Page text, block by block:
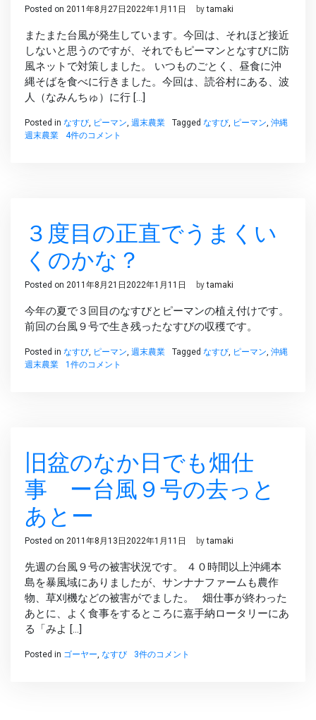
Posted on 2011年8月27日 2022年1月11日 bytamaki
またまた台風が発生しています。今回は、それほど接近
しないと思うのですが、それでもピーマンとなすびに防
風ネットで対策しました。 いつものごとく、昼食に沖
縄そばを食べに行きました。今回は、読谷村にある、波
人（なみんちゅ）に行 […]
Posted in なすび, ピーマン, 週末農業 Tagged なすび, ピーマン, 沖縄
週末農業
ま
策
へ
4件のコメント
３度目の正直でうまくい
くのかな？
Posted on 2011年8月21日 2022年1月11日 bytamaki
今年の夏で３回目のなすびとピーマンの植え付けです。
前回の台風９号で生き残ったなすびの収穫です。
Posted in なすび, ピーマン, 週末農業 Tagged なすび, ピーマン, 沖縄
週末農業
３
ま
い
の
か
な？
の
1件のコメント
旧盆のなか日でも畑仕
事 ー台風９号の去っと
あとー
Posted on 2011年8月13日 2022年1月11日 bytamaki
先週の台風９号の被害状況です。 ４０時間以上沖縄本
島を暴風域にありましたが、サンナナファームも農作
物、草刈機などの被害がでました。 畑仕事が終わった
あとに、よく食事をするところに嘉手納ロータリーにあ
る「みよ […]
Posted in ゴーヤー, なすび
旧
3件のコメント